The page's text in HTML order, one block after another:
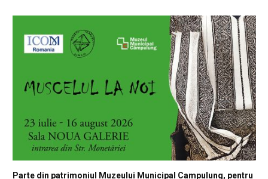
Parte din patrimoniul Muzeului Municipal Campulung, pentru